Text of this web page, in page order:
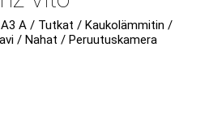
A3 A / Tutkat / Kaukolämmitin /
/ Nahat / Peruutuskamera